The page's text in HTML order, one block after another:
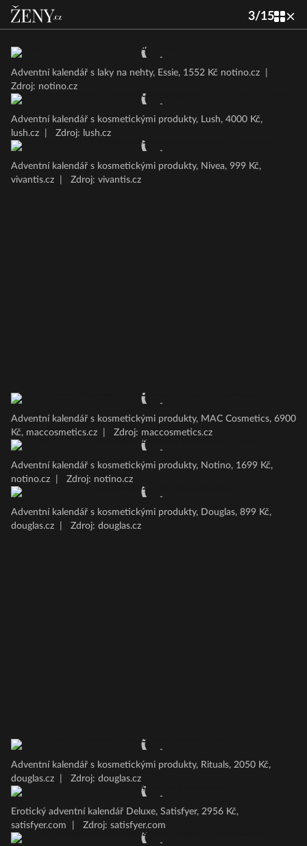
3/15
Adventní kalendář s laky na nehty, Essie, 1552 Kč notino.cz
Zdroj: notino.cz
Adventní kalendář s kosmetickými produkty, Lush, 4000 Kč,
lush.cz
Zdroj: lush.cz
Adventní kalendář s kosmetickými produkty, Nivea, 999 Kč,
vivantis.cz
Zdroj: vivantis.cz
Adventní kalendář s kosmetickými produkty, MAC Cosmetics, 6900
Kč, maccosmetics.cz
Zdroj: maccosmetics.cz
Adventní kalendář s kosmetickými produkty, Notino, 1699 Kč,
notino.cz
Zdroj: notino.cz
Adventní kalendář s kosmetickými produkty, Douglas, 899 Kč,
douglas.cz
Zdroj: douglas.cz
Adventní kalendář s kosmetickými produkty, Rituals, 2050 Kč,
douglas.cz
Zdroj: douglas.cz
Erotický adventní kalendář Deluxe, Satisfyer, 2956 Kč,
satisfyer.com
Zdroj: satisfyer.com